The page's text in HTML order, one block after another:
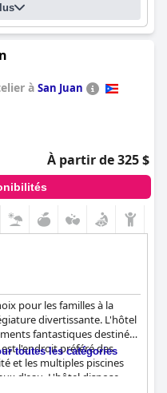
à San Juan
À partir de 325 $
pour les familles à la
divertissante. L'hôtel
fantastiques destinés
l'endroit préféré des
et les multiples piscines
d'eau. L'hôtel dispose
toutes les catégories